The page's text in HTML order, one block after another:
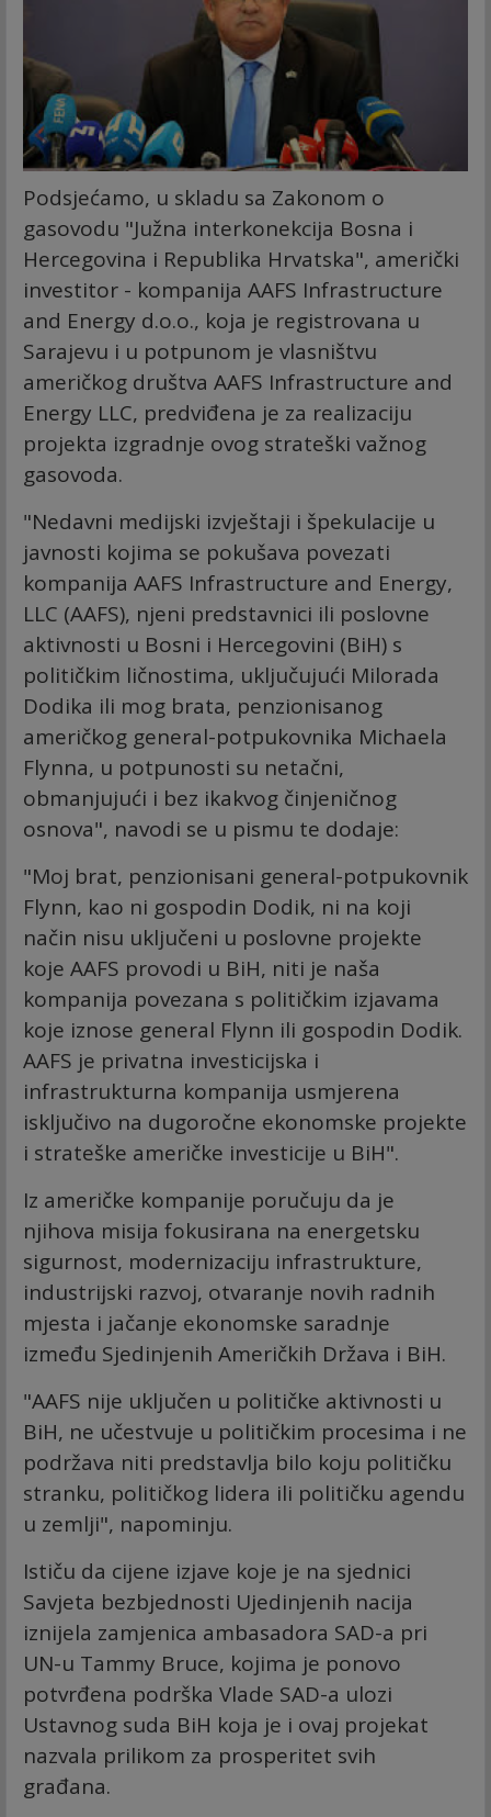
Podsjećamo, u skladu sa Zakonom o
gasovodu "Južna interkonekcija Bosna i
Hercegovina i Republika Hrvatska", američki
investitor - kompanija AAFS Infrastructure
and Energy d.o.o., koja je registrovana u
Sarajevu i u potpunom je vlasništvu
američkog društva AAFS Infrastructure and
Energy LLC, predviđena je za realizaciju
projekta izgradnje ovog strateški važnog
gasovoda.
"Nedavni medijski izvještaji i špekulacije u
javnosti kojima se pokušava povezati
kompanija AAFS Infrastructure and Energy,
LLC (AAFS), njeni predstavnici ili poslovne
aktivnosti u Bosni i Hercegovini (BiH) s
političkim ličnostima, uključujući Milorada
Dodika ili mog brata, penzionisanog
američkog general-potpukovnika Michaela
Flynna, u potpunosti su netačni,
obmanjujući i bez ikakvog činjeničnog
osnova", navodi se u pismu te dodaje:
"Moj brat, penzionisani general-potpukovnik
Flynn, kao ni gospodin Dodik, ni na koji
način nisu uključeni u poslovne projekte
koje AAFS provodi u BiH, niti je naša
kompanija povezana s političkim izjavama
koje iznose general Flynn ili gospodin Dodik.
AAFS je privatna investicijska i
infrastrukturna kompanija usmjerena
isključivo na dugoročne ekonomske projekte
i strateške američke investicije u BiH".
Iz američke kompanije poručuju da je
njihova misija fokusirana na energetsku
sigurnost, modernizaciju infrastrukture,
industrijski razvoj, otvaranje novih radnih
mjesta i jačanje ekonomske saradnje
između Sjedinjenih Američkih Država i BiH.
"AAFS nije uključen u političke aktivnosti u
BiH, ne učestvuje u političkim procesima i ne
podržava niti predstavlja bilo koju političku
stranku, političkog lidera ili političku agendu
u zemlji", napominju.
Ističu da cijene izjave koje je na sjednici
Savjeta bezbjednosti Ujedinjenih nacija
iznijela zamjenica ambasadora SAD-a pri
UN-u Tammy Bruce, kojima je ponovo
potvrđena podrška Vlade SAD-a ulozi
Ustavnog suda BiH koja je i ovaj projekat
nazvala prilikom za prosperitet svih
građana.